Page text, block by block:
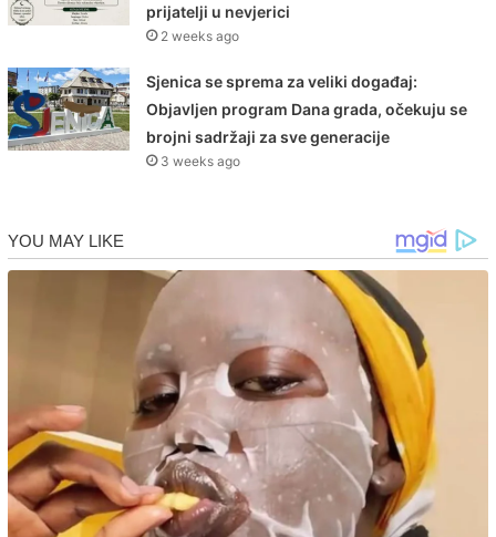
prijatelji u nevjerici
2 weeks ago
Sjenica se sprema za veliki događaj:
Objavljen program Dana grada, očekuju se
brojni sadržaji za sve generacije
3 weeks ago